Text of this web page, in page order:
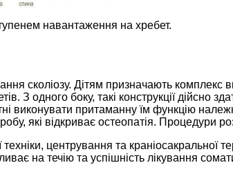
навантаження на хребет.
сколіозу. Дітям призначають комплекс
З одного боку, такі конструкції дійсно
виконувати притаманну їм функцію
які відкриває остеопатія. Процедури
центрування та краніосакральної
на течію та успішність лікування